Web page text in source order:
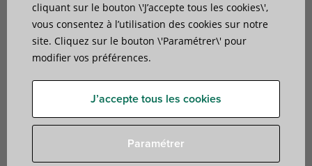
Hammerfix
fixation sur rail Maxx
cliquant sur le bouton \'J’accepte tous les cookies\',
vous consentez à l’utilisation des cookies sur notre
site. Cliquez sur le bouton \'Paramétrer\' pour
modifier vos préférences.
J’accepte tous les cookies
Paramétrer